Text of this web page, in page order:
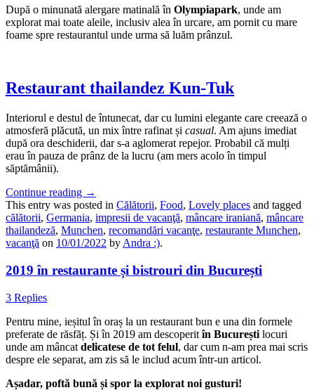
După o minunată alergare matinală în Olympiapark, unde am
explorat mai toate aleile, inclusiv alea în urcare, am pornit cu mare
foame spre restaurantul unde urma să luăm prânzul.
Restaurant thailandez Kun-Tuk
Interiorul e destul de întunecat, dar cu lumini elegante care creează o
atmosferă plăcută, un mix între rafinat și casual. Am ajuns imediat
după ora deschiderii, dar s-a aglomerat repejor. Probabil că mulți
erau în pauza de prânz de la lucru (am mers acolo în timpul
săptămânii).
Continue reading →
This entry was posted in Călătorii, Food, Lovely places and tagged
călătorii, Germania, impresii de vacanţă, mâncare iraniană, mâncare
thailandeză, Munchen, recomandări vacanţe, restaurante Munchen,
vacanţă on 10/01/2022 by Andra :).
2019 în restaurante și bistrouri din București
3 Replies
Pentru mine, ieșitul în oraș la un restaurant bun e una din formele
preferate de răsfăț. Și în 2019 am descoperitîn București locuri
unde am mâncat delicatese de tot felul, dar cum n-am prea mai scris
despre ele separat, am zis să le includ acum într-un articol.
Așadar, poftă bună și spor la explorat noi gusturi!